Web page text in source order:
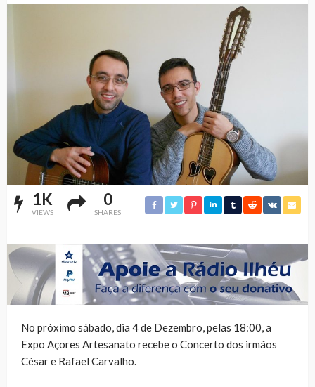
1K
VIEWS
0
SHARES
No próximo sábado, dia 4 de Dezembro, pelas 18:00, a
Expo Açores Artesanato recebe o Concerto dos irmãos
César e Rafael Carvalho.